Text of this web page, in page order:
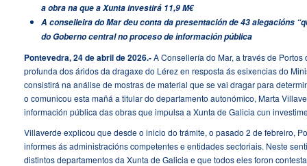
a obra na que a Xunta investirá 11,9 M€
A conselleira do Mar deu conta da presentación de 43 alegacións
do Goberno central no proceso de información pública
Pontevedra, 24 de abril de 2026.-A Consellería do Mar, a través de
profunda dos áridos da dragaxe do Lérez en resposta ás esixencias do
consistirá na análise de mostras de material que se vai dragar para
o comunicou esta mañá a titular do departamento autonómico, Marta
información pública das obras que impulsa a Xunta de Galicia cun
Villaverde explicou que desde o inicio do trámite, o pasado 2 de febreiro,
informes ás administracións competentes e entidades sectoriais. Neste
distintos departamentos da Xunta de Galicia e que todos eles foron